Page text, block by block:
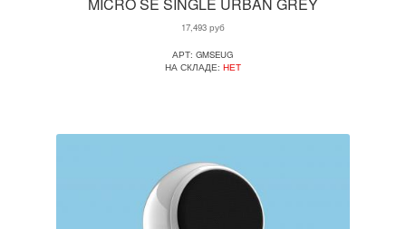
17,493руб
АРТ: GMSEUG
НА СКЛАДЕ: НЕТ